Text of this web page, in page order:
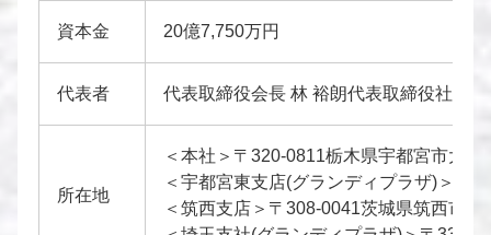
資本金 20億7,750万円
代表者 代表取締役会長 林 裕朗代表取締役社長
所在地
＜本社＞〒320-0811栃木県宇都宮市大通
＜宇都宮東支店(グランディプラザ)＞〒
＜筑西支店＞〒308-0041茨城県筑西市